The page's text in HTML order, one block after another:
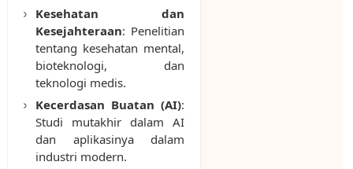
Kesehatan dan
Kesejahteraan: Penelitian
tentang kesehatan mental,
bioteknologi, dan
teknologi medis.
Kecerdasan Buatan (AI):
Studi mutakhir dalam AI
dan aplikasinya dalam
industri modern.